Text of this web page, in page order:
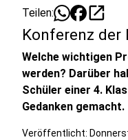
Teilen: open_in_new
Konferenz der
Welche wichtigen
werden? Darüber
Schüler einer 4.
Gedanken gemacht.
Veröffentlicht: